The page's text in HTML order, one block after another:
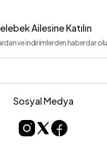
Ailesine Katılın
ve indirimlerden haberdar
Sosyal Medya